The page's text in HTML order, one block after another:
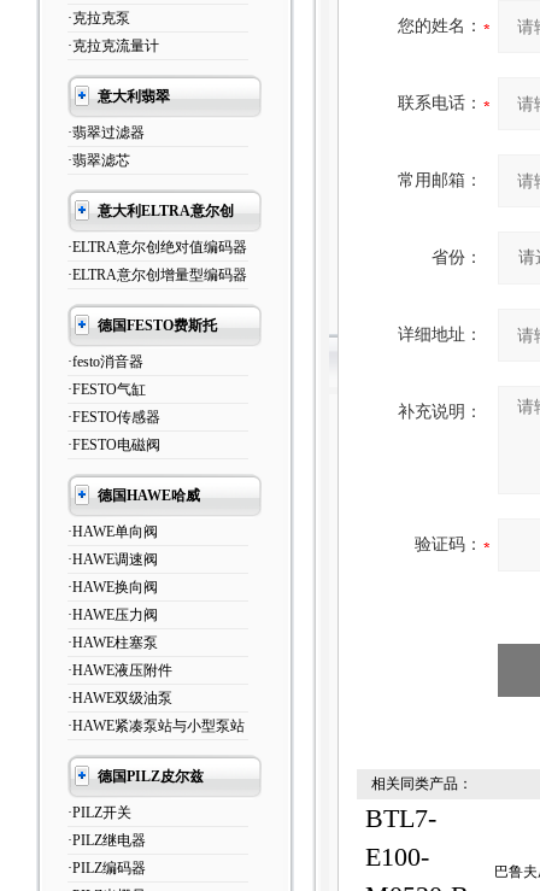
·克拉克泵
·克拉克流量计
意大利翡翠
·翡翠过滤器
·翡翠滤芯
意大利ELTRA意尔创
·ELTRA意尔创绝对值编码器
·ELTRA意尔创增量型编码器
德国FESTO费斯托
·festo消音器
·FESTO气缸
·FESTO传感器
·FESTO电磁阀
德国HAWE哈威
·HAWE单向阀
·HAWE调速阀
·HAWE换向阀
·HAWE压力阀
·HAWE柱塞泵
·HAWE液压附件
·HAWE双级油泵
·HAWE紧凑泵站与小型泵站
德国PILZ皮尔兹
·PILZ开关
·PILZ继电器
·PILZ编码器
您的姓名：
联系电话：
常用邮箱：
省份：
详细地址：
补充说明：
验证码：
相关同类产品：
BTL7-
E100-
巴鲁